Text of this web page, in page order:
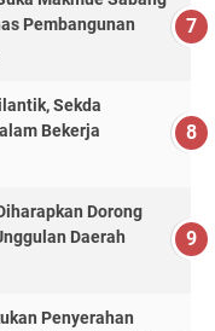
Pembangunan
Sekda
Bekerja
Dorong
Daerah
Penyerahan